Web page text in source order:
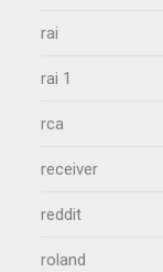
rai
rai 1
rca
receiver
reddit
roland